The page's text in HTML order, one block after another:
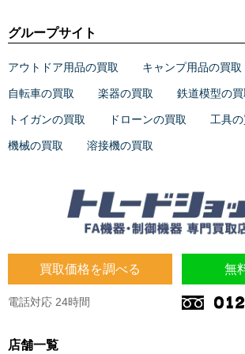
買取価格を調べる 無
電話対応 24時間
店舗一覧
グループサイト
アウトドア用品の買取 キャンプ用品の買取
自転車の買取 楽器の買取 鉄道模型の買
トイガンの買取 ドローンの買取 工具の
機械の買取 溶接機の買取